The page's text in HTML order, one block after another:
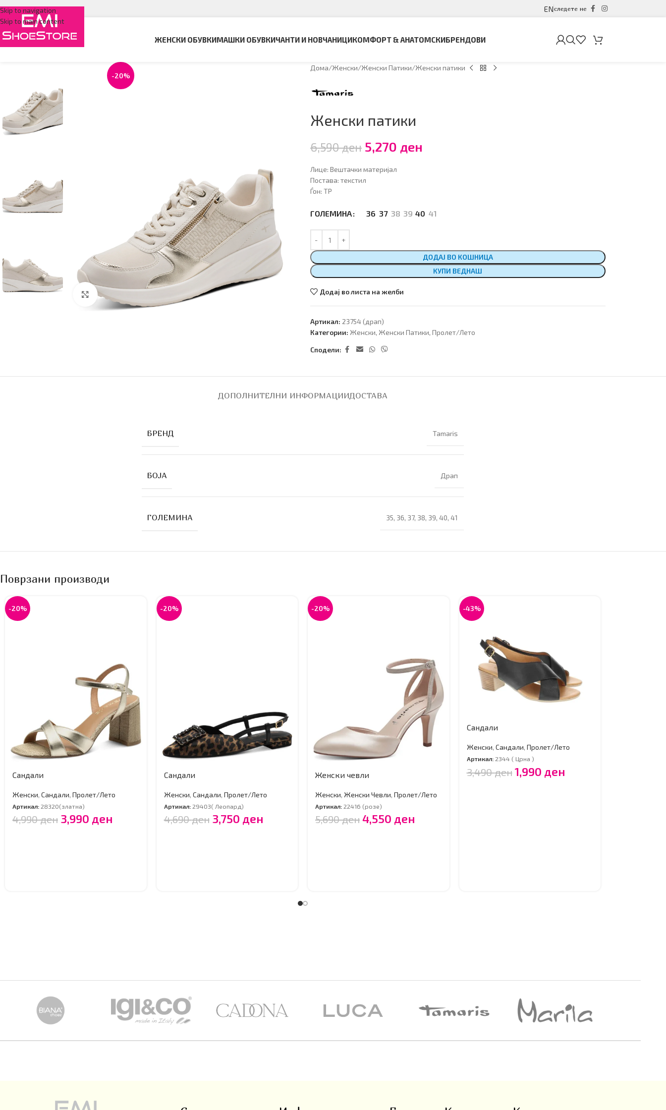
Skip to navigation
Skip to main content
ENследете не
ЖЕНСКИ ОБУВКИМАШКИ ОБУВКИЧАНТИ И НОВЧАНИЦИКОМФОРТ & АНАТОМСКИБРЕНДОВИ
-20%
Click to enlarge
Дома Женски Женски Патики Женски патики
Женски патики
6,590ден 5,270 ден
Лице: Вештачки материјал
Постава: текстил
Ѓон: ТP
ГОЛЕМИНА 36 37 38 39 40 41
ДОДАЈ ВО КОШНИЦА
КУПИ ВЕДНАШ
Додај во листа на желби
Артикал: 23754 (драп)
Категории: Женски, Женски Патики, Пролет/Лето
Сподели:
ДОПОЛНИТЕЛНИ ИНФОРМАЦИИДОСТАВА
БРЕНД Tamaris
БОЈА Драп
ГОЛЕМИНА 35, 36, 37, 38, 39, 40, 41
Поврзани производи
-20%
Сандали
Женски, Сандали, Пролет/Лето
Артикал:28320(златна)
4,990ден 3,990 ден
-20%
Сандали
Женски, Сандали, Пролет/Лето
Артикал:29403( Леопард)
4,690ден 3,750 ден
-20%
Женски чевли
Женски, Женски Чевли, Пролет/Лето
Артикал:22416 (розе)
5,690ден 4,550 ден
-43%
Сандали
Женски, Сандали, Пролет/Лето
Артикал:2344 ( Црна )
3,490ден 1,990 ден